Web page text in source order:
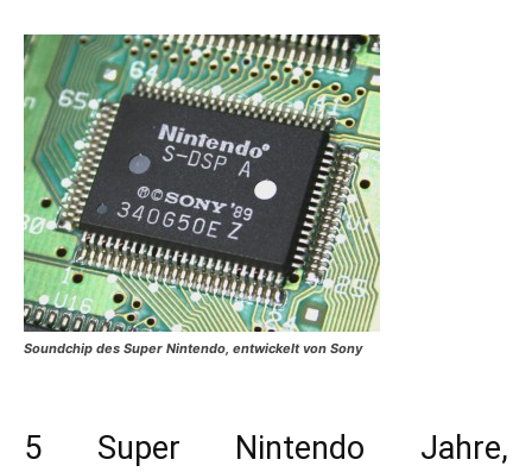
Soundchip des Super Nintendo, entwickelt von Sony
5 Super Nintendo Jahre,